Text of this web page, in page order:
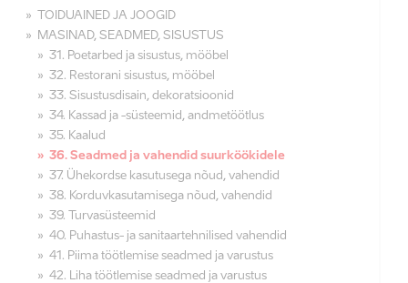
TOIDUAINED JA JOOGID
MASINAD, SEADMED, SISUSTUS
31. Poetarbed ja sisustus, mööbel
32. Restorani sisustus, mööbel
33. Sisustusdisain, dekoratsioonid
34. Kassad ja -süsteemid, andmetöötlus
35. Kaalud
36. Seadmed ja vahendid suurköökidele
37. Ühekordse kasutusega nõud, vahendid
38. Korduvkasutamisega nõud, vahendid
39. Turvasüsteemid
40. Puhastus- ja sanitaartehnilised vahendid
41. Piima töötlemise seadmed ja varustus
42. Liha töötlemise seadmed ja varustus